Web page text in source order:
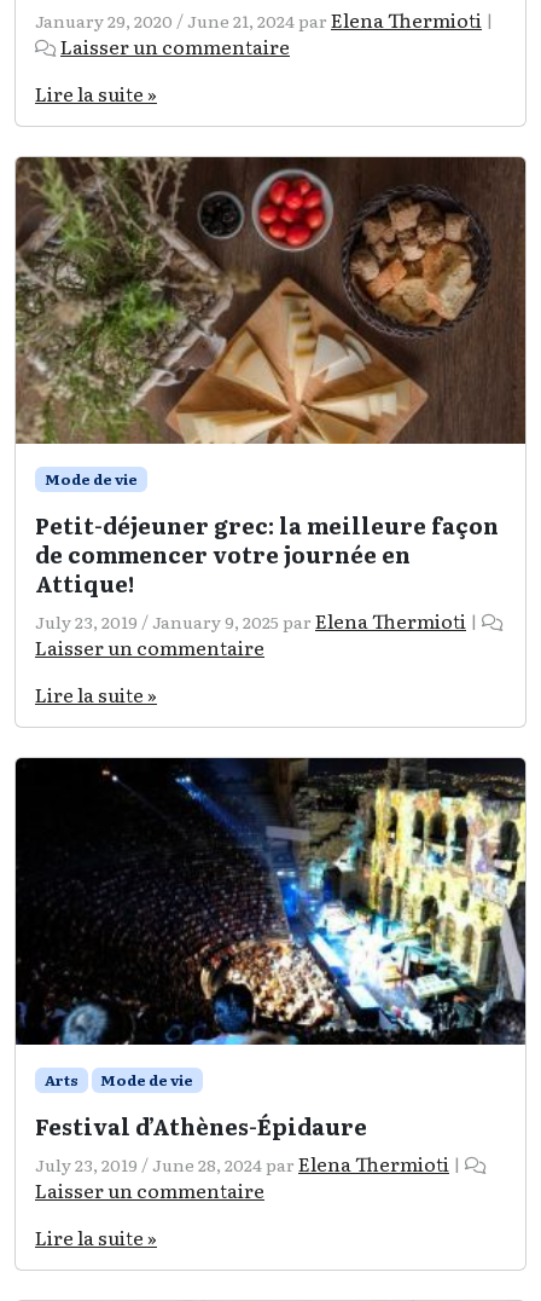
January 29, 2020 /June 21, 2024par Elena Thermioti |
Laisser un commentaire
Lire la suite »
Mode de vie
Petit-déjeuner grec: la meilleure façon
de commencer votre journée en
Attique!
July 23, 2019 /January 9, 2025 par Elena Thermioti |
Laisser un commentaire
Lire la suite »
Arts Mode de vie
Festival d’Athènes-Épidaure
July 23, 2019 /June 28, 2024par Elena Thermioti |
Laisser un commentaire
Lire la suite »